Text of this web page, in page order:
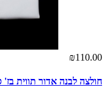
₪110.00
חולצה לבנה אדור תווית